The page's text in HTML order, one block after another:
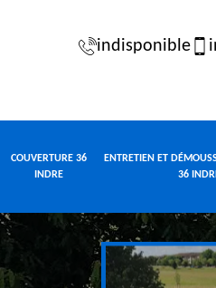
indisponible
COUVERTURE 36
INDRE
ENTRETIEN ET
36